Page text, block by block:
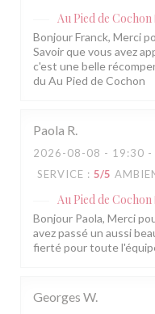
Au Pied de Cochon
Bonjour Franck, Merci
Savoir que vous avez
c'est une belle
du Au Pied de Cochon
Paola R
2026-08-08 - 19:30 -
SERVICE : 5/5
Au Pied de Cochon
Bonjour Paola, Merci
avez passé un aussi
fierté pour toute
Georges W